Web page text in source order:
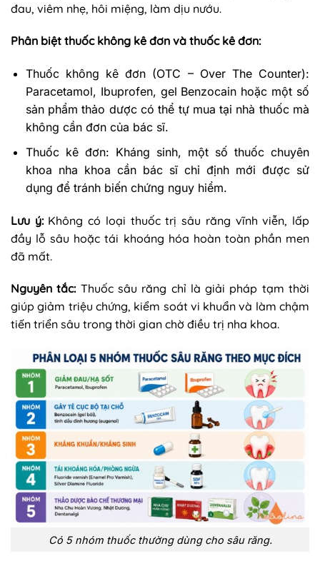
đau, viêm nhẹ, hôi miệng, làm dịu nướu.
Phân biệt thuốc không kê đơn và thuốc kê đơn:
Thuốc không kê đơn (OTC – Over The Counter):
Paracetamol, Ibuprofen, gel Benzocain hoặc một số
sản phẩm thảo dược có thể tự mua tại nhà thuốc mà
không cần đơn của bác sĩ.
Thuốc kê đơn: Kháng sinh, một số thuốc chuyên
khoa nha khoa cần bác sĩ chỉ định mới được sử
dụng để tránh biến chứng nguy hiểm.
Lưu ý:Không có loại thuốc trị sâu răng vĩnh viễn, lấp
đầy lỗ sâu hoặc tái khoáng hóa hoàn toàn phần men
đã mất.
Nguyên tắc: Thuốc sâu răng chỉ là giải pháp tạm thời
giúp giảm triệu chứng, kiểm soát vi khuẩn và làm chậm
tiến triển sâu trong thời gian chờ điều trị nha khoa.
Có 5 nhóm thuốc thường dùng cho sâu răng.